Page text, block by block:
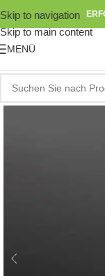
Skip to navigation
Skip to main content
MENÜ